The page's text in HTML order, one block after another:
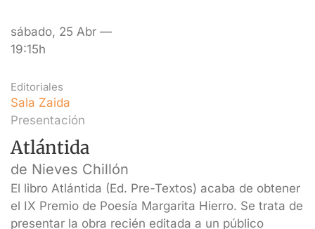
sábado, 25 Abr —
19:15h
Editoriales
Sala Zaida
Presentación
Atlántida
de Nieves Chillón
El libro Atlántida (Ed. Pre-Textos) acaba de obtener
el IX Premio de Poesía Margarita Hierro. Se trata de
presentar la obra recién editada a un público